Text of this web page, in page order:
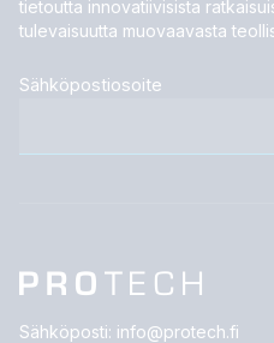
tietoutta innovatiivisista
tulevaisuutta muovaavasta
Sähköpostiosoite
Sähköposti: info@protech.fi